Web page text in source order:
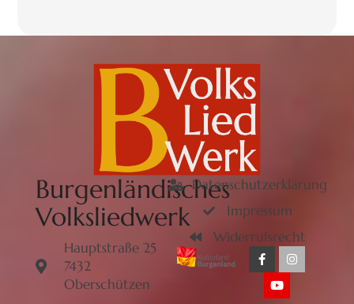
Burgenländisches
Volksliedwerk
Hauptstraße 25
7432
Oberschützen
Datenschutzerklärung
Impressum
Widerrufsrecht